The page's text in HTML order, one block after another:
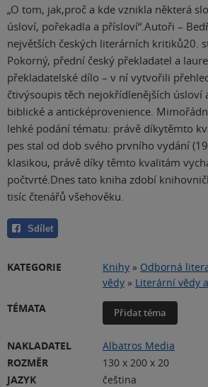
„O tom, jak,proč a kde vznikla některá
úsloví, pořekadla a přísloví“.Autoři –
největších českých literárních kritiků20.
Pokorný, přední český překladatel a
překladatelské dílo – v ní vytvořili
čtivýsoupis těch nejokřídlenějších úsloví
biblické a anticképrovenience.
lehké podání tématu: právě díkytěmto
pes stal od dob svého prvního vydání
klasikou, právě díky těmto kvalitám
počtvrté.Dnes tato kniha zdobí
tisíc čtenářů všehověku.
Sdílet
KATEGORIE Knihy » Odborná
vědy » Literární vědy
TÉMATA
Přidat téma
NAKLADATEL
Albatros Media
ROZMĚR
130 x 200 x 20
JAZYK
čeština